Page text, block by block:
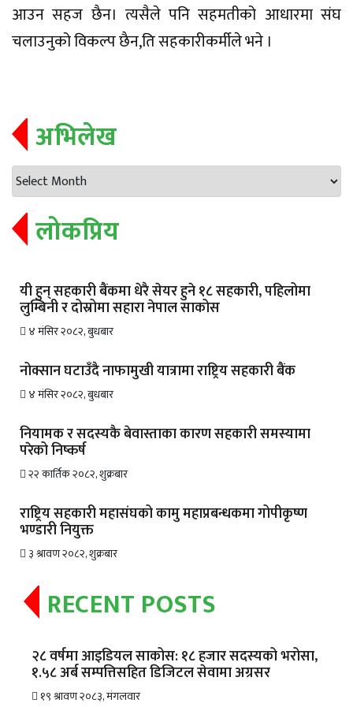
आउन सहज छैन। त्यसैले पनि सहमतीको आधारमा संघ
चलाउनुको विकल्प छैन,ति सहकारीकर्मीले भने ।
अभिलेख
लोकप्रिय
यी हुन् सहकारी बैंकमा धेरै सेयर हुने १८ सहकारी, पहिलोमा
लुम्बिनी र दोस्रोमा सहारा नेपाल साकोस
४ मंसिर २०८२, बुधबार
नोक्सान घटाउँदै नाफामुखी यात्रामा राष्ट्रिय सहकारी बैंक
४ मंसिर २०८२, बुधबार
नियामक र सदस्यकै बेवास्ताका कारण सहकारी समस्यामा
परेको निष्कर्ष
२२ कार्तिक २०८२, शुक्रबार
राष्ट्रिय सहकारी महासंघको कामु महाप्रबन्धकमा गोपीकृष्ण
भण्डारी नियुक्त
३ श्रावण २०८२, शुक्रबार
RECENT POSTS
२८ वर्षमा आइडियल साकोस: १८ हजार सदस्यको भरोसा,
१.५८ अर्ब सम्पत्तिसहित डिजिटल सेवामा अग्रसर
१९ श्रावण २०८३, मंगलवार